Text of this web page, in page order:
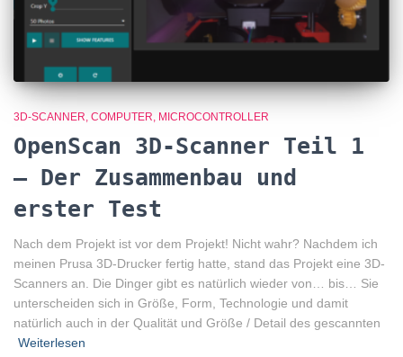
3D-SCANNER COMPUTER MICROCONTROLLER
OpenScan 3D-Scanner Teil 1
– Der Zusammenbau und
erster Test
Nach dem Projekt ist vor dem Projekt! Nicht wahr? Nachdem ich
meinen Prusa 3D-Drucker fertig hatte, stand das Projekt eine 3D-
Scanners an. Die Dinger gibt es natürlich wieder von… bis… Sie
unterscheiden sich in Größe, Form, Technologie und damit
natürlich auch in der Qualität und Größe / Detail des gescannten
Weiterlesen